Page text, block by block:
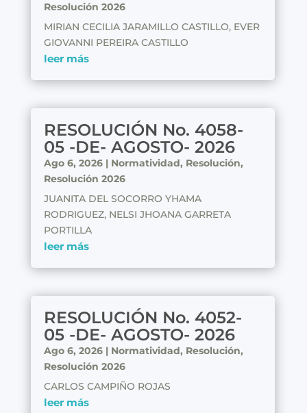
Resolución 2026
MIRIAN CECILIA JARAMILLO CASTILLO, EVER
GIOVANNI PEREIRA CASTILLO
leer más
RESOLUCIÓN No. 4058-
05 -DE- AGOSTO- 2026
Ago 6, 2026| Normatividad, Resolución,
Resolución 2026
JUANITA DEL SOCORRO YHAMA
RODRIGUEZ, NELSI JHOANA GARRETA
PORTILLA
leer más
RESOLUCIÓN No. 4052-
05 -DE- AGOSTO- 2026
Ago 6, 2026| Normatividad, Resolución,
Resolución 2026
CARLOS CAMPIÑO ROJAS
leer más